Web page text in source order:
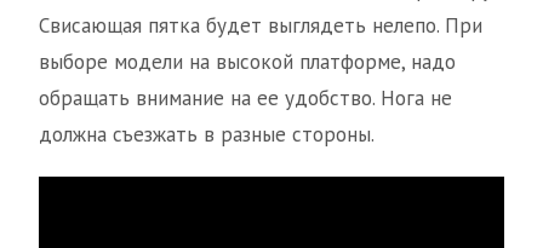
Свисающая пятка будет выглядеть нелепо. При
выборе модели на высокой платформе, надо
обращать внимание на ее удобство. Нога не
должна съезжать в разные стороны.